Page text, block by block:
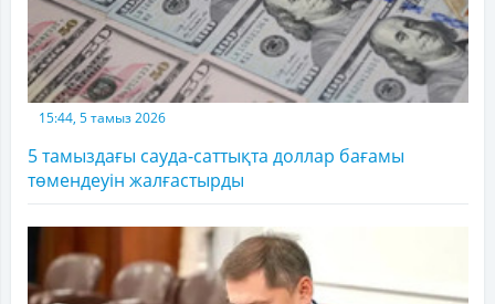
15:44, 5 тамыз 2026
5 тамыздағы сауда-саттықта доллар бағамы
төмендеуін жалғастырды